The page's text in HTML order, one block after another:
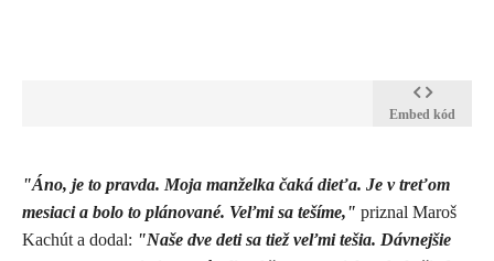
Embed kód
​"Áno, je to pravda. Moja manželka čaká dieťa. Je v treťom
mesiaci a bolo to plánované. Veľmi sa tešíme," priznal Maroš
Kachút a dodal: "Naše dve deti sa tiež veľmi tešia. Dávnejšie